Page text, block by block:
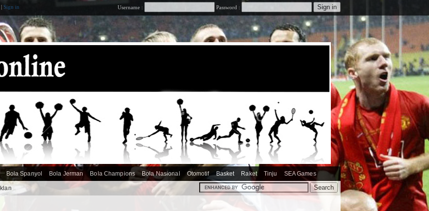
| Sign in Username : Password :
Bola Spanyol Bola Jerman Bola Champions Bola Nasional Otomotif Basket Raket Tinju SEA Games
Iklan